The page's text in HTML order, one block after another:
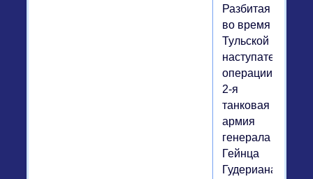
Разбитая
во время
Тульской
наступательной
операции
2-я
танковая
армия
генерала
Гейнца
Гудериана